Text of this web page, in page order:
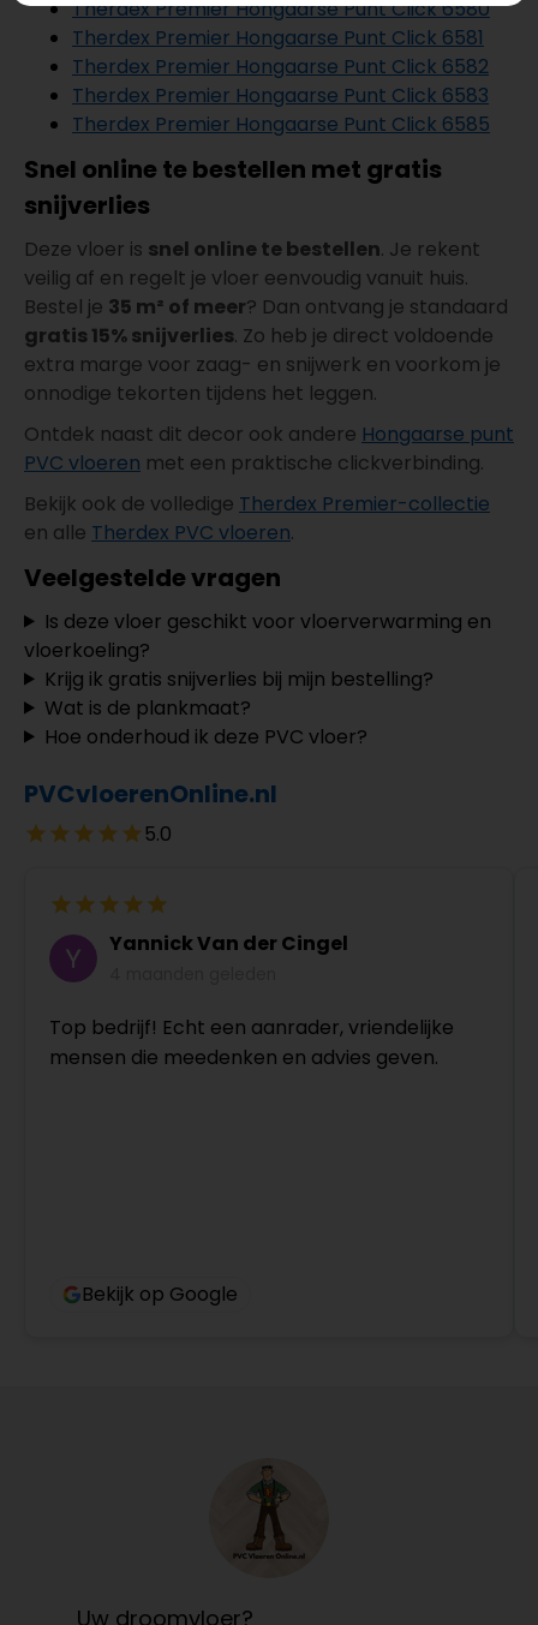
Therdex Premier Hongaarse Punt Click 6580
Therdex Premier Hongaarse Punt Click 6581
Therdex Premier Hongaarse Punt Click 6582
Therdex Premier Hongaarse Punt Click 6583
Therdex Premier Hongaarse Punt Click 6585
Snel online te bestellen met gratis
snijverlies
Deze vloer is snel online te bestellen. Je rekent
veilig af en regelt je vloer eenvoudig vanuit huis.
Bestel je 35 m² of meer? Dan ontvang je standaard
gratis 15% snijverlies. Zo heb je direct voldoende
extra marge voor zaag- en snijwerk en voorkom je
onnodige tekorten tijdens het leggen.
Ontdek naast dit decor ook andere Hongaarse punt
PVC vloeren met een praktische clickverbinding.
Bekijk ook de volledige Therdex Premier-collectie
en alle Therdex PVC vloeren.
Veelgestelde vragen
Is deze vloer geschikt voor vloerverwarming en
vloerkoeling?
Krijg ik gratis snijverlies bij mijn bestelling?
Wat is de plankmaat?
Hoe onderhoud ik deze PVC vloer?
PVCvloerenOnline.nl
5.0
Yannick Van der Cingel
Top bedrijf! Echt een aanrader, vriendelijke
mensen die meedenken en advies geven.
Bekijk op Google
Uw droomvloer?